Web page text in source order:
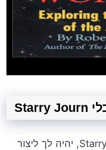
כדי להתחיל בלי Starry Sojourn, יהיה לך ליצור